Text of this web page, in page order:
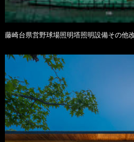
藤崎台県営野球場照明塔照明設備その他